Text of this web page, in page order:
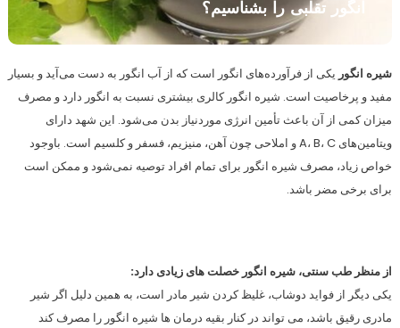
انگور تقلبی را بشناسیم؟
شیره انگور یکی از فرآورده‌های انگور است که از آب انگور به دست می‌آید و بسیار
مفید و پرخاصیت است. شیره انگور کالری بیشتری نسبت به انگور دارد و مصرف
میزان کمی از آن باعث تأمین انرژی موردنیاز بدن می‌شود. این شهد دارای
ویتامین‌های A، B، C و املاحی چون آهن، منیزیم، فسفر و کلسیم است. باوجود
خواص زیاد، مصرف شیره انگور برای تمام افراد توصیه نمی‌شود و ممکن است
برای برخی مضر باشد.
از منظر طب سنتی، شیره انگور خصلت های زیادی دارد:
یکی دیگر از فواید دوشاب، غلیظ کردن شیر مادر است، به همین دلیل اگر شیر
مادری رقیق باشد، می تواند در کنار بقیه درمان ها شیره انگور را مصرف کند